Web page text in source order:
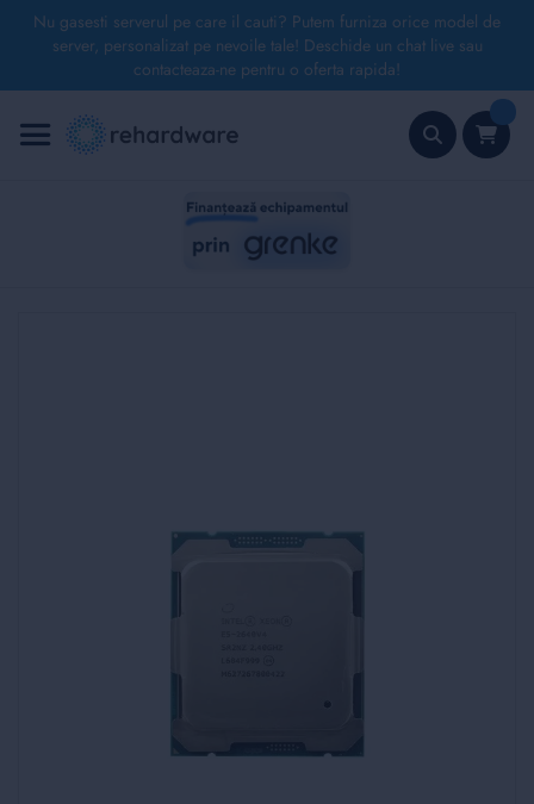
Nu gasesti serverul pe care il cauti? Putem furniza orice model de
server, personalizat pe nevoile tale! Deschide un chat live sau
contacteaza-ne pentru o oferta rapida!
la
Conținut